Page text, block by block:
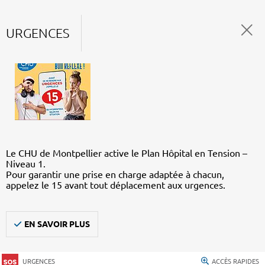
URGENCES
Le CHU de Montpellier active le Plan Hôpital en Tension –
Niveau 1.
Pour garantir une prise en charge adaptée à chacun,
appelez le 15 avant tout déplacement aux urgences.
EN SAVOIR PLUS
URGENCES ACCÈS RAPIDES